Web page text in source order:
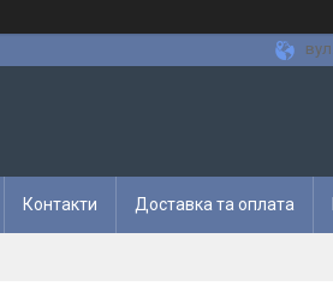
Контакти Доставка та оплата